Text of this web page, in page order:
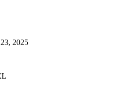
2025